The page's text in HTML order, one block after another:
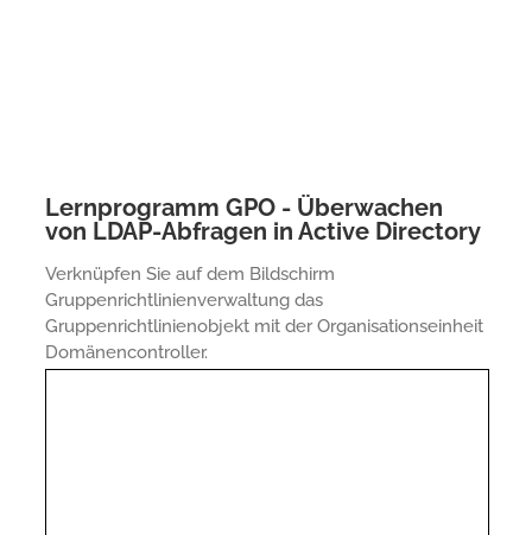
Lernprogramm GPO - Überwachen
von LDAP-Abfragen in Active Directory
Verknüpfen Sie auf dem Bildschirm
Gruppenrichtlinienverwaltung das
Gruppenrichtlinienobjekt mit der Organisationseinheit
Domänencontroller.